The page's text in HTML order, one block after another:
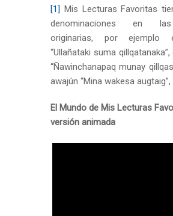
[1] Mis Lecturas Favoritas
denominaciones en
originarias, por ejemplo
“Ullañataki suma
“Ñawinchanapaq munay
awajún “Mina wakesa
El Mundo de Mis Lecturas
versión animada